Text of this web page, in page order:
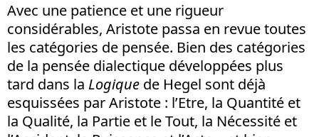
Avec une patience et une rigueur
considérables, Aristote passa en revue toutes
les catégories de pensée. Bien des catégories
de la pensée dialectique développées plus
tard dans la Logique de Hegel sont déjà
esquissées par Aristote : l’Etre, la Quantité et
la Qualité, la Partie et le Tout, la Nécessité et